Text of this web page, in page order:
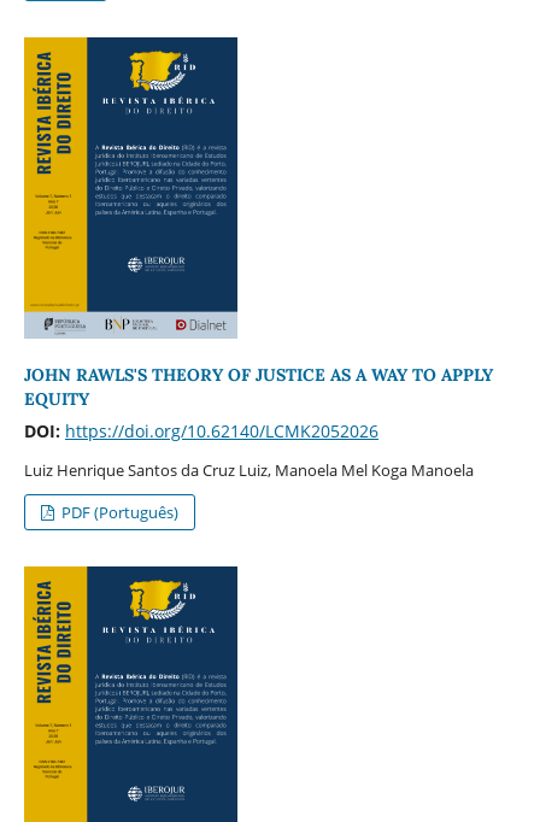
JOHN RAWLS'S THEORY OF JUSTICE AS A WAY TO APPLY
EQUITY
DOI: https://doi.org/10.62140/LCMK2052026
Luiz Henrique Santos da Cruz Luiz, Manoela Mel Koga Manoela
PDF (Português)